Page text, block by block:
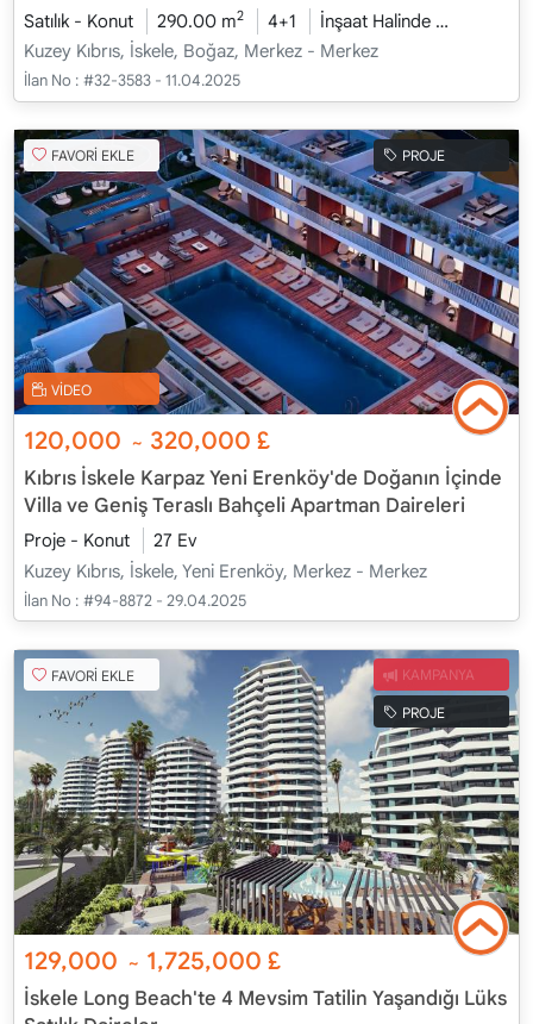
Satılık - Konut 290.00 m2 4+1 İnşaat Halinde
Kuzey Kıbrıs, İskele, Boğaz, Merkez - Merkez
İlan No : #32-3583 - 11.04.2025
FAVORİ EKLE PROJE
VİDEO
120,000 ~ 320,000£
Kıbrıs İskele Karpaz Yeni Erenköy'de Doğanın İçinde
Villa ve Geniş Teraslı Bahçeli Apartman Daireleri
Proje - Konut
27 Ev
Kuzey Kıbrıs, İskele, Yeni Erenköy, Merkez - Merkez
İlan No : #94-8872 - 29.04.2025
FAVORİ EKLE KAMPANYA
PROJE
129,000 ~ 1,725,000£
İskele Long Beach'te 4 Mevsim Tatilin Yaşandığı Lüks